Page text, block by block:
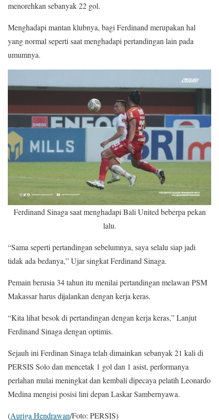
menorehkan sebanyak 22 gol.
Menghadapi mantan klubnya, bagi Ferdinand merupakan hal
yang normal seperti saat menghadapi pertandingan lain pada
umumnya.
Ferdinand Sinaga saat menghadapi Bali United beberpa pekan
lalu.
“Sama seperti pertandingan sebelumnya, saya selalu siap jadi
tidak ada bedanya,” Ujar singkat Ferdinand Sinaga.
Pemain berusia 34 tahun itu menilai pertandingan melawan PSM
Makassar harus dijalankan dengan kerja keras.
“Kita lihat besok di pertandingan dengan kerja keras,” Lanjut
Ferdinand Sinaga dengan optimis.
Sejauh ini Ferdinan Sinaga telah dimainkan sebanyak 21 kali di
PERSIS Solo dan mencetak 1 gol dan 1 asist, performanya
perlahan mulai meningkat dan kembali dipecaya pelatih Leonardo
Medina mengisi posisi lini depan Laskar Sambernyawa.
(Auriga Hendrawan/Foto: PERSIS)